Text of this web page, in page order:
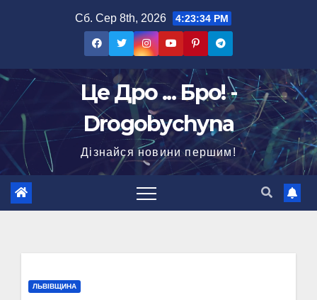
Сб. Сер 8th, 2026 4:23:35 PM
Це Дро ... Бро! -
Drogobychyna
Дізнайся новини першим!
ЛЬВІВЩИНА